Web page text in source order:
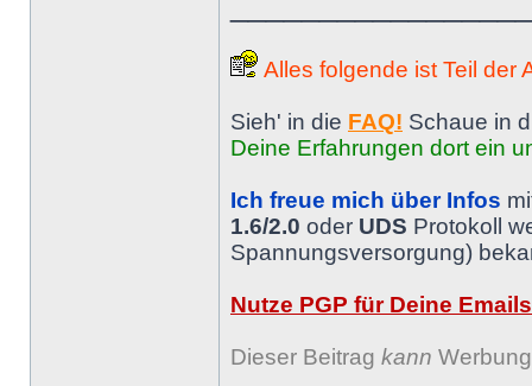
Alles folgende ist Teil der
Sieh' in die FAQ! Schaue in
Deine Erfahrungen dort ein
Ich freue mich über Infos
1.6/2.0 oder UDS Protokoll
Spannungsversorgung)
Nutze PGP für Deine
Dieser Beitrag kann